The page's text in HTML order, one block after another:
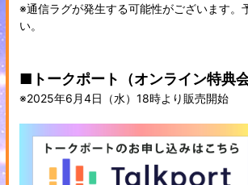
※通信ラグが発生する可能性がございます。
い。
■トークポート（オンライン特典
※2025年6月4日（水）18時より販売開始